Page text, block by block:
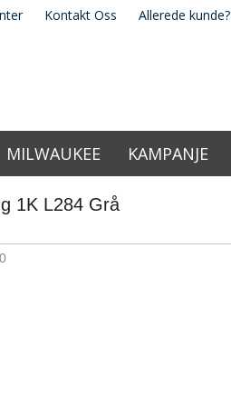
Kontakt Oss Allerede kunde?
MILWAUKEE KAMPANJE
1K L284 Grå